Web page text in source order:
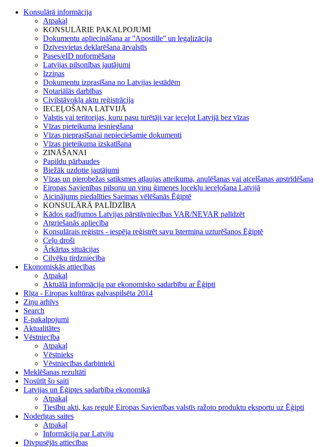
Konsulārā informācija
Atpakaļ
KONSULĀRIE PAKALPOJUMI
Dokumentu apliecināšana ar ''Apostille'' un legalizācija
Dzīvesvietas deklarēšana ārvalstīs
Pases/eID noformēšana
Latvijas pilsonības jautājumi
Izziņas
Dokumentu izprasīšana no Latvijas iestādēm
Notariālās darbības
Civilstāvokļa aktu reģistrācija
IECEĻOŠANA LATVIJĀ
Valstis vai teritorijas, kuru pasu turētāji var ieceļot Latvijā bez vīzas
Vīzas pieteikuma iesniegšana
Vīzas pieprasīšanai nepieciešamie dokumenti
Vīzas pieteikuma izskatīšana
ZINĀŠANAI
Papildu pārbaudes
Biežāk uzdotie jautājumi
Vīzas un pierobežas satiksmes atļaujas atteikuma, anulēšanas vai atcelšanas apstrīdēšana
Eiropas Savienības pilsoņu un viņu ģimenes locekļu ieceļošana Latvijā
Aicinājums piedalīties Saeimas vēlēšanās Ēģiptē
KONSULĀRĀ PALĪDZĪBA
Kādos gadījumos Latvijas pārstāvniecības VAR/NEVAR palīdzēt
Atgriešanās apliecība
Konsulārais reģistrs - iespēja reģistrēt savu īstermiņa uzturēšanos Ēģiptē
Ceļo droši
Ārkārtas situācijas
Cilvēku tirdzniecība
Ekonomiskās attiecības
Atpakaļ
Aktuālā informācija par ekonomisko sadarbību ar Ēģipti
Rīga - Eiropas kultūras galvaspilsēta 2014
Ziņu arhīvs
Search
E-pakalpojumi
Aktualitātes
Vēstniecība
Atpakaļ
Vēstnieks
Vēstniecības darbinieki
Meklēšanas rezultāti
Nosūtīt šo saiti
Latvijas un Ēģiptes sadarbība ekonomikā
Atpakaļ
Tiesību akti, kas regulē Eiropas Savienības valstīs ražoto produktu eksportu uz Ēģipti
Noderīgas saites
Atpakaļ
Informācija par Latviju
Divpusējās attiecības